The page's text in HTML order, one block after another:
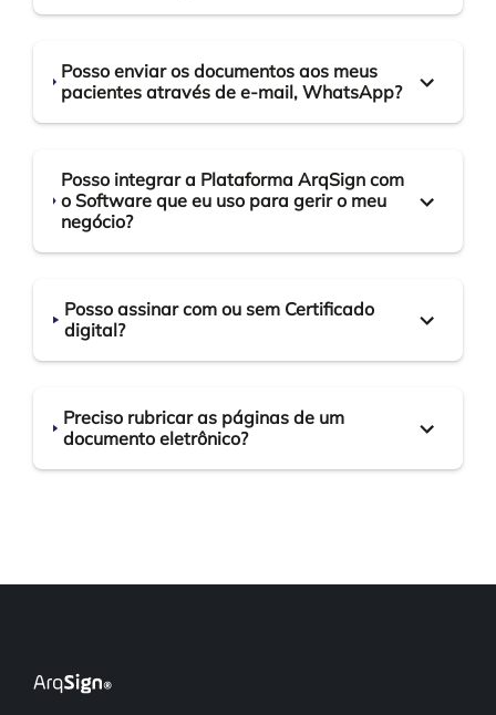
Posso enviar os documentos aos meus
pacientes através de e-mail, WhatsApp?
Posso integrar a Plataforma ArqSign com
o Software que eu uso para gerir o meu
negócio?
Posso assinar com ou sem Certificado
digital?
Preciso rubricar as páginas de um
documento eletrônico?